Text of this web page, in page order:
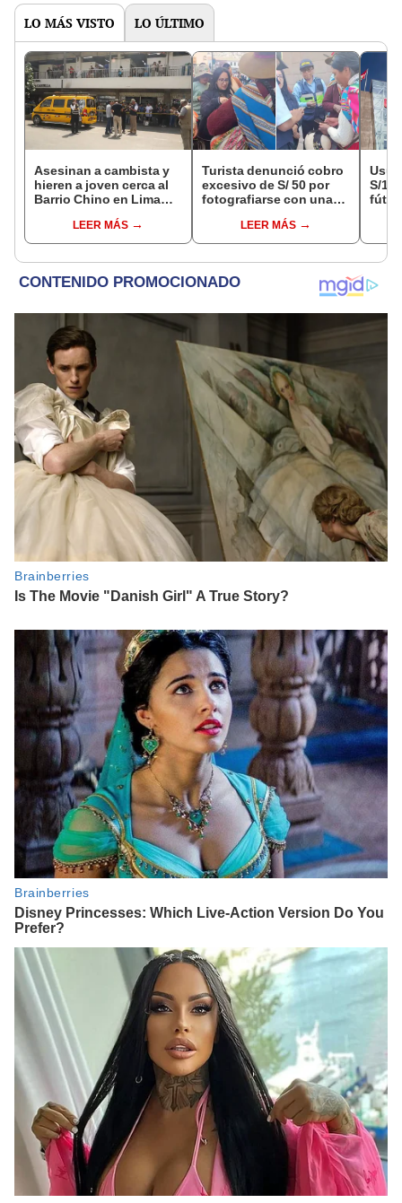
LO MÁS VISTO LO ÚLTIMO
Asesinan a cambista y
hieren a joven cerca al
Barrio Chino en Lima
sospechoso detenido
LEER MÁS
Turista denunció cobro
excesivo de S/ 50 por
fotografiarse con una
Serenazgo recuperó el
dinero
LEER MÁS
S/